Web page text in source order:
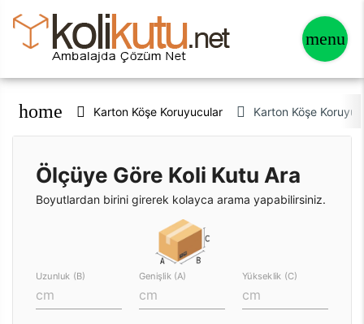
home Karton Köşe Koruyucular Karton Köşe
Ölçüye Göre Koli Kutu Ara
Boyutlardan birini girerek kolayca arama yapabilirsiniz.
Uzunluk (B) Genişlik (A) Yükseklik (C)